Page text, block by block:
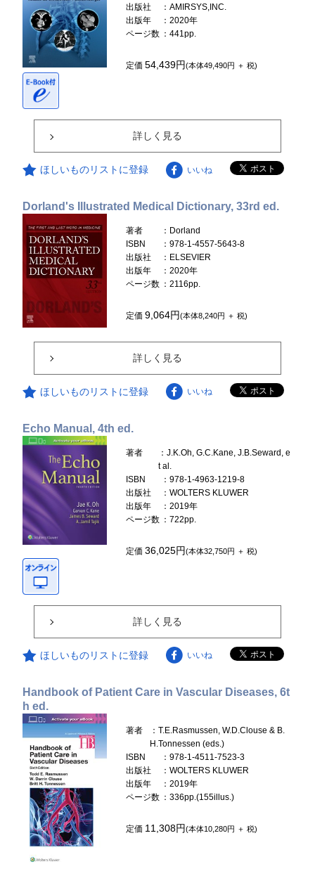
出版社
：AMIRSYS,INC.
出版年
：2020年
ページ数 ：441pp.
定価54,439円(本体49,490円 ＋ 税)
詳しく見る
ほしいものリストに登録 いいね
Dorland's Illustrated Medical Dictionary, 33rd ed.
著者
：Dorland
ISBN
：978-1-4557-5643-8
出版社
：ELSEVIER
出版年
：2020年
ページ数 ：2116pp.
定価9,064円(本体8,240円 ＋ 税)
詳しく見る
ほしいものリストに登録 いいね
Echo Manual, 4th ed.
著者
：J.K.Oh, G.C.Kane, J.B.Seward, e
t al.
ISBN
：978-1-4963-1219-8
出版社
：WOLTERS KLUWER
出版年
：2019年
ページ数 ：722pp.
定価36,025円(本体32,750円 ＋ 税)
詳しく見る
ほしいものリストに登録 いいね
Handbook of Patient Care in Vascular Diseases, 6t
h ed.
著者
：T.E.Rasmussen, W.D.Clouse & B.
H.Tonnessen (eds.)
ISBN
：978-1-4511-7523-3
出版社
：WOLTERS KLUWER
出版年
：2019年
ページ数 ：336pp.(155illus.)
定価 11,308円(本体10,280円 ＋ 税)